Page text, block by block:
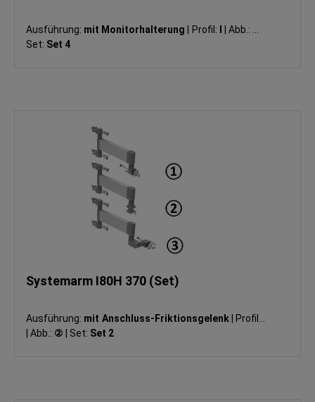
Ausführung: mit Monitorhalterung Profil: Abb.:
Set: Set 4
Systemarm I80H 370 (Set)
Ausführung: mit Anschluss-Friktionsgelenk Profil:
Abb.: ② Set: Set 2